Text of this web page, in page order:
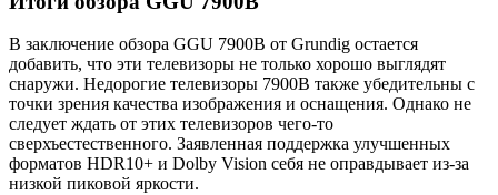
В заключение обзора GGU 7900B от Grundig остается
добавить, что эти телевизоры не только хорошо выглядят
снаружи. Недорогие телевизоры 7900B также убедительны с
точки зрения качества изображения и оснащения. Однако не
следует ждать от этих телевизоров чего-то
сверхъестественного. Заявленная поддержка улучшенных
форматов HDR10+ и Dolby Vision себя не оправдывает из-за
низкой пиковой яркости.